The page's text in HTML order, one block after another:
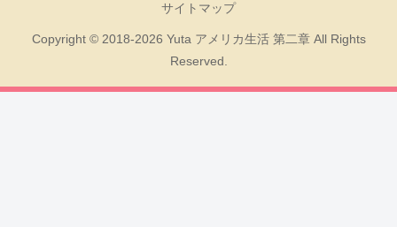
サイトマップ
Copyright © 2018-2026 Yuta アメリカ生活 第二章 All Rights
Reserved.